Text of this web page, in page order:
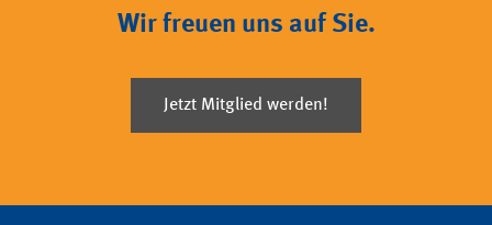
Wir freuen uns auf Sie.
Jetzt Mitglied werden!